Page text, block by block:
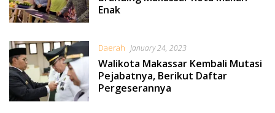
Enak
Daerah January 24, 2023
Walikota Makassar Kembali Mutasi
Pejabatnya, Berikut Daftar
Pergeserannya